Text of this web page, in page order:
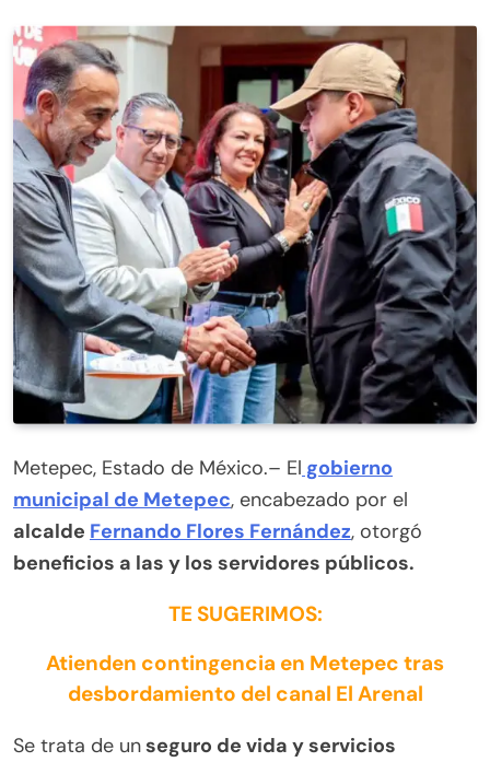
Metepec, Estado de México.– El gobierno
municipal de Metepec, encabezado por el
alcalde Fernando Flores Fernández, otorgó
beneficios a las y los servidores públicos.
TE SUGERIMOS:
Atienden contingencia en Metepec tras
desbordamiento del canal El Arenal
Se trata de unseguro de vida y servicios